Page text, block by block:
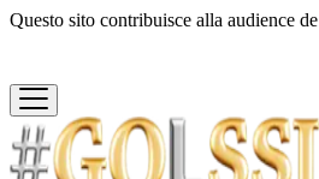
Questo sito contribuisce alla audience de